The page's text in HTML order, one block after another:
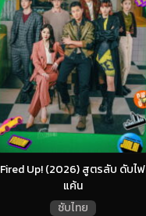
Fired Up! (2026) สูตรลับ ดับไฟ
แค้น
ซับไทย